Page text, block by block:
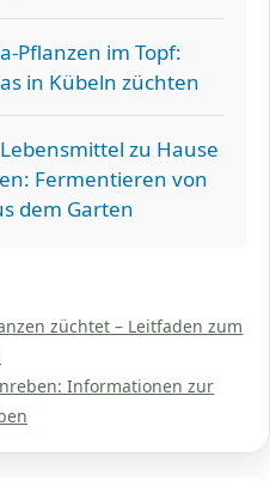
Pflanzen im Topf:
in Kübeln züchten
zu Hause
Fermentieren von
dem Garten
züchtet – Leitfaden zum
Informationen zur